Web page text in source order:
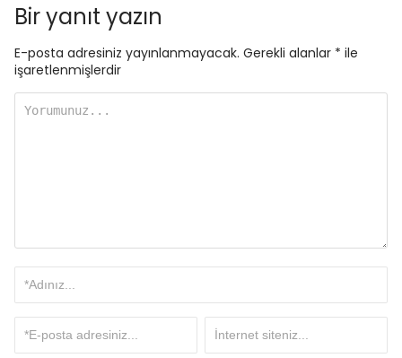
Bir yanıt yazın
E-posta adresiniz yayınlanmayacak. Gerekli alanlar * ile
işaretlenmişlerdir